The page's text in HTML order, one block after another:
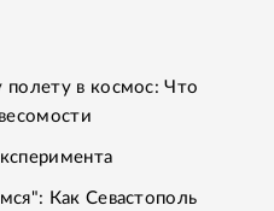
в космос: Что
Как Севастополь